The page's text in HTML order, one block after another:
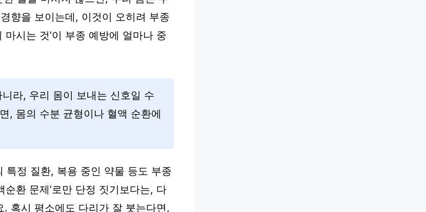
향을 보이는데, 이것이 오히려 부종
시는 것’이 부종 예방에 얼마나 중
라, 우리 몸이 보내는 신호일 수
, 몸의 수분 균형이나 혈액 순환에
특정 질환, 복용 중인 약물 등도 부종
환 문제’로만 단정 짓기보다는, 다
혹시 평소에도 다리가 잘 붓는다면,